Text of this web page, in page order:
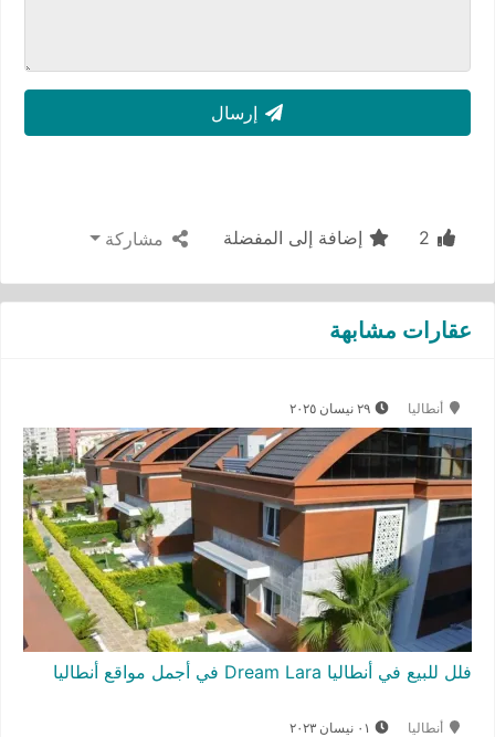
إرسال
إضافة إلى المفضلة مشاركة
عقارات مشابهة
أنطاليا
فلل للبيع في أنطاليا Dream Lara في أجمل مواقع أنطاليا
أنطاليا